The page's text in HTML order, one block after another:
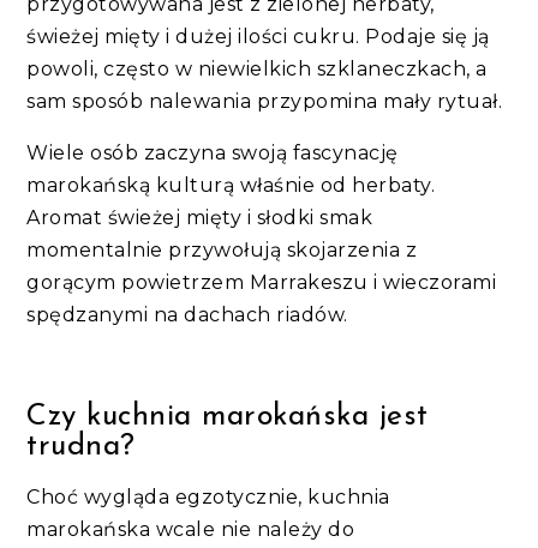
świeżej mięty i dużej ilości cukru. Podaje się ją
powoli, często w niewielkich szklaneczkach, a
sam sposób nalewania przypomina mały rytuał.
Wiele osób zaczyna swoją fascynację
marokańską kulturą właśnie od herbaty.
Aromat świeżej mięty i słodki smak
momentalnie przywołują skojarzenia z
gorącym powietrzem Marrakeszu i wieczorami
spędzanymi na dachach riadów.
Czy kuchnia marokańska jest
trudna?
Choć wygląda egzotycznie, kuchnia
marokańska wcale nie należy do